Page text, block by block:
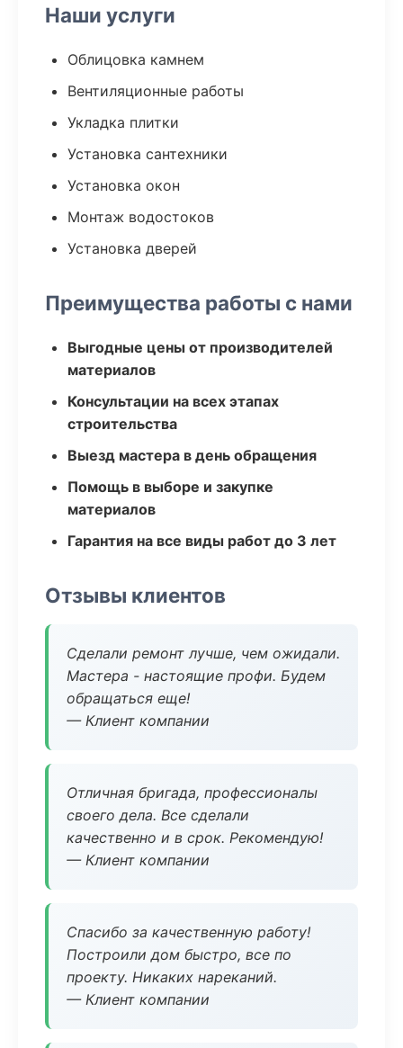
Наши услуги
Облицовка камнем
Вентиляционные работы
Укладка плитки
Установка сантехники
Установка окон
Монтаж водостоков
Установка дверей
Преимущества работы с нами
Выгодные цены от производителей
материалов
Консультации на всех этапах
строительства
Выезд мастера в день обращения
Помощь в выборе и закупке
материалов
Гарантия на все виды работ до 3 лет
Отзывы клиентов
Сделали ремонт лучше, чем ожидали.
Мастера - настоящие профи. Будем
обращаться еще!
— Клиент компании
Отличная бригада, профессионалы
своего дела. Все сделали
качественно и в срок. Рекомендую!
— Клиент компании
Спасибо за качественную работу!
Построили дом быстро, все по
проекту. Никаких нареканий.
— Клиент компании